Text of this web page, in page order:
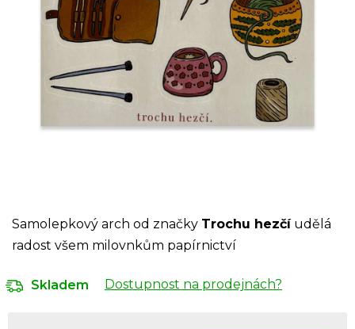
Samolepkový arch od značky Trochu hezčíudělá
radost všem milovnkům papírnictví
Skladem Dostupnost na prodejnách?